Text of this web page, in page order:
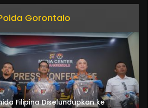
Gorontalo
Filipina Diselundupkan ke